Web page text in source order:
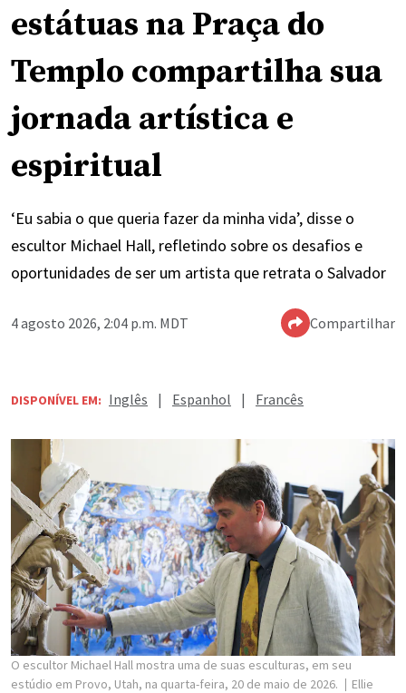
estátuas na Praça do
Templo compartilha sua
jornada artística e
espiritual
‘Eu sabia o que queria fazer da minha vida’, disse o
escultor Michael Hall, refletindo sobre os desafios e
oportunidades de ser um artista que retrata o Salvador
4 agosto 2026, 2:04 p.m. MDT Compartilhar
DISPONÍVEL EM: Inglês | Espanhol | Francês
O escultor Michael Hall mostra uma de suas esculturas, em seu
estúdio em Provo, Utah, na quarta-feira, 20 de maio de 2026.
Ellie